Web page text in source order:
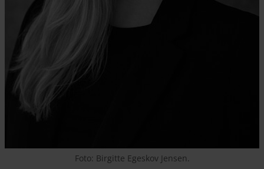
Foto: Birgitte Egeskov Jensen.